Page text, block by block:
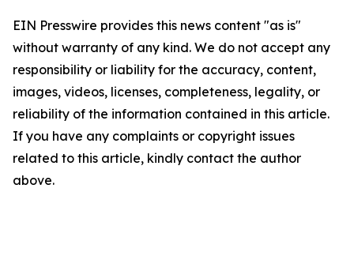
EIN Presswire provides this news content "as is"
without warranty of any kind. We do not accept any
responsibility or liability for the accuracy, content,
images, videos, licenses, completeness, legality, or
reliability of the information contained in this article.
If you have any complaints or copyright issues
related to this article, kindly contact the author
above.